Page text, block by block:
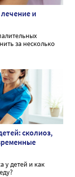
и
за несколько
сколиоз,
у детей и как